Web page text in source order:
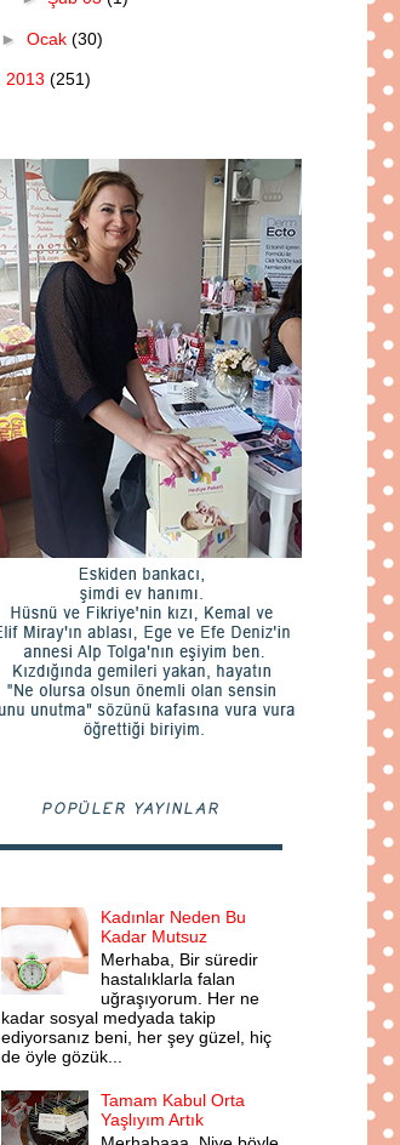
► Ocak (30)
2013 (251)
POPÜLER YAYINLAR
Kadınlar Neden Bu
Kadar Mutsuz
Merhaba, Bir süredir
hastalıklarla falan
uğraşıyorum. Her ne
kadar sosyal medyada takip
ediyorsanız beni, her şey güzel, hiç
de öyle gözük...
Tamam Kabul Orta
Yaşlıyım Artık